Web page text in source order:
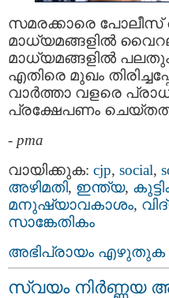
സമരക്കാരെ
മാധ്യമങ്ങളിൽ
മാധ്യമങ്ങളിൽ
എതിരെ മുഖം
വാർത്താ വളരെ
പ്രക്ഷേപണം
- pma
വായിക്കുക: cjp, social,
അഴിമതി, ഇന്ത്യ,
മനുഷ്യാവകാശം,
സാങ്കേതികം
അഭിപ്രായം എഴുതുക
സ്വയം നിർണ്ണയ